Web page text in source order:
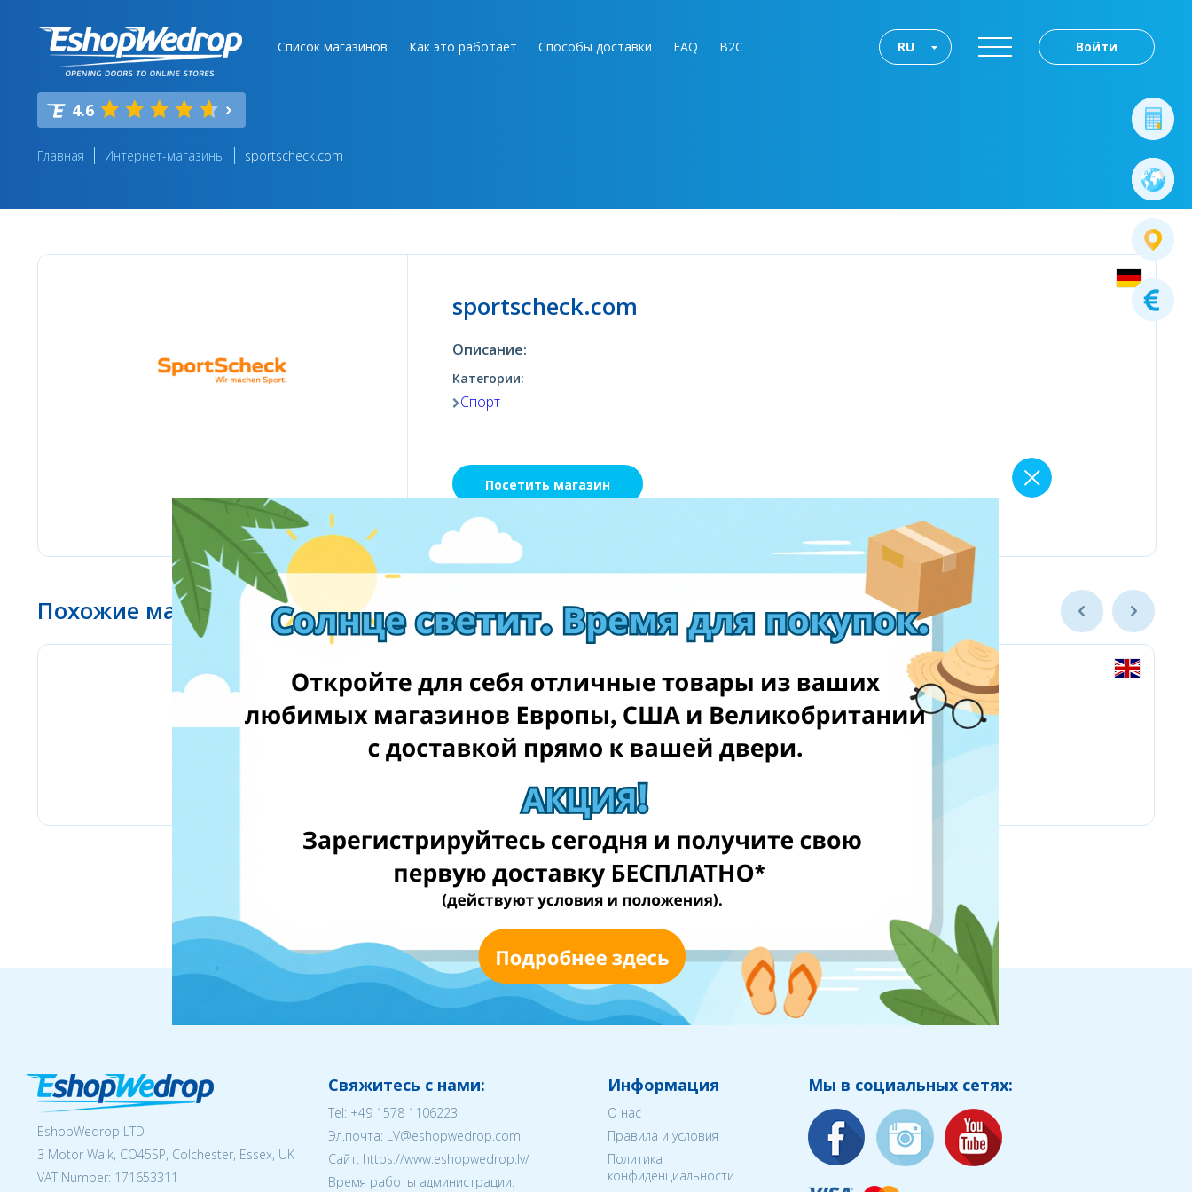
Список магазинов Как это работает Способы доставки FAQ B2C Войти
RU
4.6
Главная Интернет-магазины sportscheck.com
sportscheck.com
Описание:
Категории:
Спорт
Посетить магазин
Похожие магазины
EshopWedrop LTD
3 Motor Walk, CO45SP, Colchester, Essex, UK
VAT Number: 171653311
Свяжитесь с нами:
Tel: +49 1578 1106223
Эл.почта: LV@eshopwedrop.com
Cайт: https://www.eshopwedrop.lv/
Время работы администрации:
Информация
О нас
Правила и условия
Политика
конфиденциальности
Мы в социальных сетях: